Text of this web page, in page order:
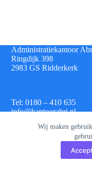
Wij maken
Administratiekantoor
Ringdijk 398
2983 GS Ridderkerk
Tel: 0180 – 410 635
info@kantoorabri.nl
IBAN: NL 08 INGB